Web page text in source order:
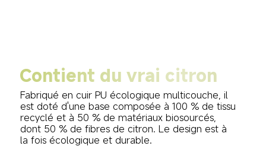
Contient du vrai citron
Fabriqué en cuir PU écologique multicouche, il
est doté d'une base composée à 100 % de tissu
recyclé et à 50 % de matériaux biosourcés,
dont 50 % de fibres de citron. Le design est à
la fois écologique et durable.